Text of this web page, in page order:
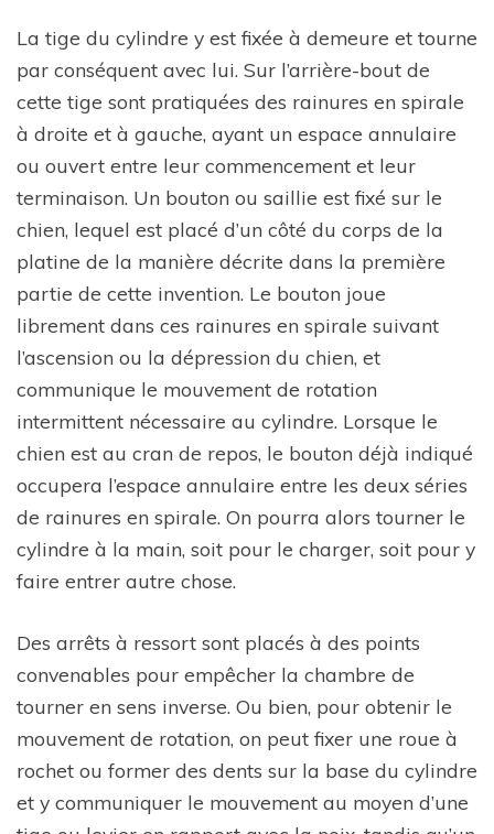
La tige du cylindre y est fixée à demeure et tourne
par conséquent avec lui. Sur l’arrière-bout de
cette tige sont pratiquées des rainures en spirale
à droite et à gauche, ayant un espace annulaire
ou ouvert entre leur commencement et leur
terminaison. Un bouton ou saillie est fixé sur le
chien, lequel est placé d’un côté du corps de la
platine de la manière décrite dans la première
partie de cette invention. Le bouton joue
librement dans ces rainures en spirale suivant
l’ascension ou la dépression du chien, et
communique le mouvement de rotation
intermittent nécessaire au cylindre. Lorsque le
chien est au cran de repos, le bouton déjà indiqué
occupera l’espace annulaire entre les deux séries
de rainures en spirale. On pourra alors tourner le
cylindre à la main, soit pour le charger, soit pour y
faire entrer autre chose.
Des arrêts à ressort sont placés à des points
convenables pour empêcher la chambre de
tourner en sens inverse. Ou bien, pour obtenir le
mouvement de rotation, on peut fixer une roue à
rochet ou former des dents sur la base du cylindre
et y communiquer le mouvement au moyen d’une